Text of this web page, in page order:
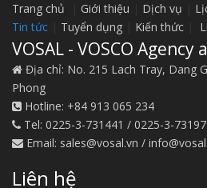
Trang chủ Giới thiệu Dịch vụ
Tin tức
Tuyển dụng Kiến thức
VOSAL - VOSCO Agency
Địa chỉ: No. 215 Lach Tray, Dang
Phong
Hotline: +84 913 065 234
Tel: 0225-3-731441 / 0225-3-
Email: sales@vosal.vn​ /
Liên hệ